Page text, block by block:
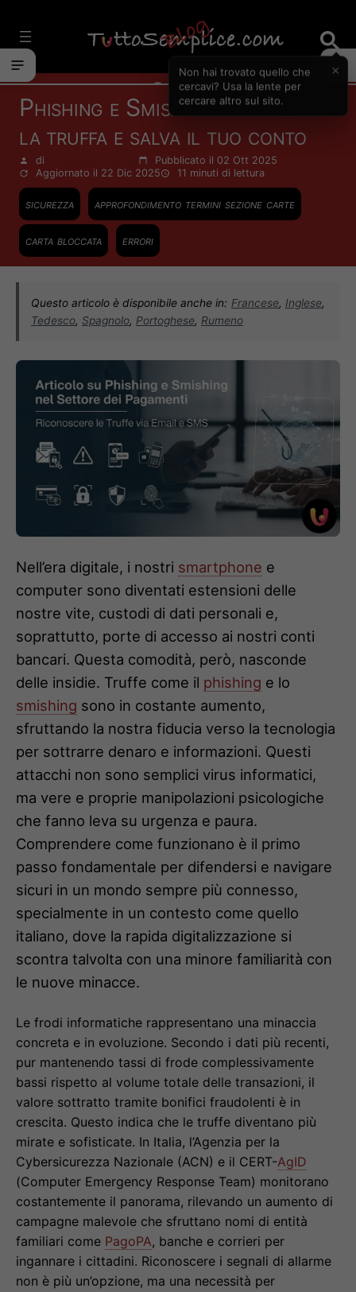
contenuto
Carte
Phishing e Smishing: riconosci
la truffa e salva il tuo conto
di
Pubblicato il 02 Ott 2025
Aggiornato il 22 Dic 2025
11 minuti di lettura
sicurezza approfondimento termini sezione carte
carta bloccata errori
Questo articolo è disponibile anche in: Francese, Inglese,
Tedesco, Spagnolo, Portoghese, Rumeno
Nell’era digitale, i nostri smartphone e
computer sono diventati estensioni delle
nostre vite, custodi di dati personali e,
soprattutto, porte di accesso ai nostri conti
bancari. Questa comodità, però, nasconde
delle insidie. Truffe come il phishing e lo
smishing sono in costante aumento,
sfruttando la nostra fiducia verso la tecnologia
per sottrarre denaro e informazioni. Questi
attacchi non sono semplici virus informatici,
ma vere e proprie manipolazioni psicologiche
che fanno leva su urgenza e paura.
Comprendere come funzionano è il primo
passo fondamentale per difendersi e navigare
sicuri in un mondo sempre più connesso,
specialmente in un contesto come quello
italiano, dove la rapida digitalizzazione si
scontra talvolta con una minore familiarità con
le nuove minacce.
Le frodi informatiche rappresentano una minaccia
concreta e in evoluzione. Secondo i dati più recenti,
pur mantenendo tassi di frode complessivamente
bassi rispetto al volume totale delle transazioni, il
valore sottratto tramite bonifici fraudolenti è in
crescita. Questo indica che le truffe diventano più
mirate e sofisticate. In Italia, l’Agenzia per la
Cybersicurezza Nazionale (ACN) e il CERT-AgID
(Computer Emergency Response Team) monitorano
costantemente il panorama, rilevando un aumento di
campagne malevole che sfruttano nomi di entità
familiari come PagoPA, banche e corrieri per
ingannare i cittadini. Riconoscere i segnali di allarme
non è più un’opzione, ma una necessità per
Non hai trovato quello che
cercavi? Usa la lente per
cercare altro sul sito.
×